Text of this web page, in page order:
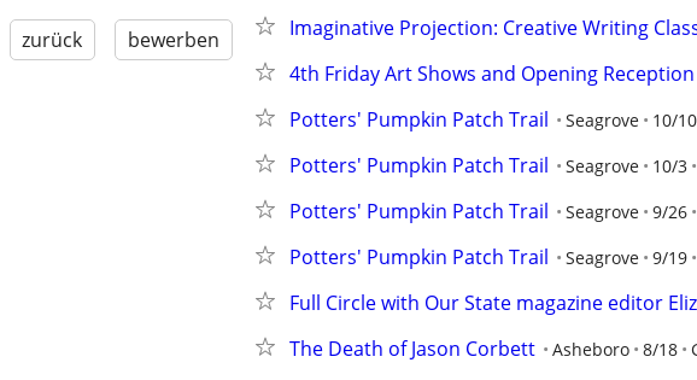
zurück bewerben Imaginative Projection: Creative Writing
4th Friday Art Shows and Opening
Potters' Pumpkin Patch Trail Seagrove 10/10
Potters' Pumpkin Patch Trail Seagrove 10/3
Potters' Pumpkin Patch Trail Seagrove 9/26
Potters' Pumpkin Patch Trail Seagrove 9/19
Full Circle with Our State magazine editor
The Death of Jason Corbett Asheboro 8/18